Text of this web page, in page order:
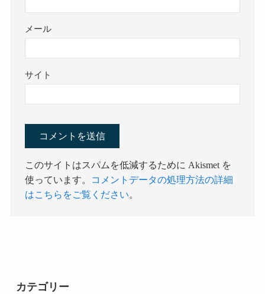
メール
サイト
このサイトはスパムを低減するために Akismet を
使っています。
コメントデータの処理方法の詳細
はこちらをご覧ください。
カテゴリー